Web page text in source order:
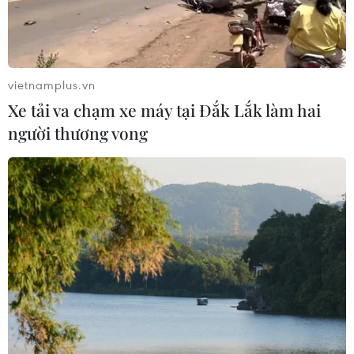
Sân chơi học đường giúp học sinh
rèn kỹ năng sống qua từng bước
nhảy
Xem trực tiếp Việt Nam-Campuchia
tại ASEAN Cup 2026 trên kênh nào?
07/08/2026 09:49
Nhận định Singapore vs
Indonesia (20h ngày 7/8): Cuộc quyết
đấu giành tấm vé bán kết duy nhất
07/08/2026 08:41
vietnamplus.vn
Xe tải va chạm xe máy tại Đắk Lắk làm hai
người thương vong